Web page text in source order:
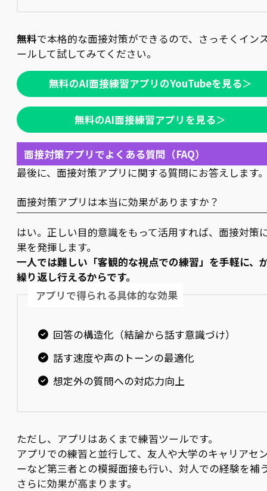
無料で本格的な面接対策ができるので、さっそくイン
ールして試してみてください。
無料のAI面接練習アプリのYouTubeを見る＞
無料のAI面接練習アプリを見る＞
面接対策アプリでよくある質問（FAQ）
最後に、面接対策アプリに関する質問にお答えします
面接対策アプリは本当に効果がありますか？
はい。正しい目的意識をもって活用すれば、面接対策
果を発揮します。
一人では難しい「客観的な視点での練習」を手軽に、
繰り返し行えるからです。
アプリで得られる具体的な効果
回答の構造化（結論から話す意識づけ）
話す速度や声のトーンの最適化
想定外の質問への対応力向上
ただし、アプリはあくまで練習ツールです。
アプリでの練習と並行して、友人や大学のキャリアセ
ーなど第三者との模擬面接も行い、対人での経験を補
さらに効果が高まります。